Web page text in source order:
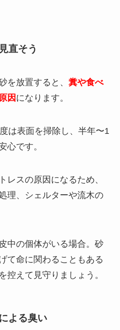
直そう
を放置すると、 糞や食べ
因 になります。
は表面を掃除し、半年〜1
心です。
レスの原因になるため、
理、シェルターや流木の
中の個体がいる場合。砂
て命に関わることもある
控えて見守りましょう。
よる臭い